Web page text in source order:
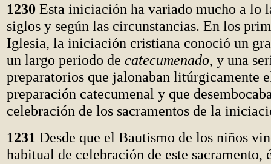
1230 Esta iniciación ha variado mucho a lo
siglos y según las circunstancias. En los
Iglesia, la iniciación cristiana conoció un
un largo periodo de catecumenado, y una
preparatorios que jalonaban litúrgicamente
preparación catecumenal y que
celebración de los sacramentos de la
1231 Desde que el Bautismo de los niños
habitual de celebración de este sacramento,